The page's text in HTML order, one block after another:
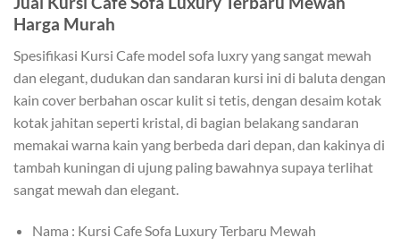
Harga Murah
Spesifikasi Kursi Cafe model sofa luxry yang sangat mewah
dan elegant, dudukan dan sandaran kursi ini di baluta dengan
kain cover berbahan oscar kulit si tetis, dengan desaim kotak
kotak jahitan seperti kristal, di bagian belakang sandaran
memakai warna kain yang berbeda dari depan, dan kakinya di
tambah kuningan di ujung paling bawahnya supaya terlihat
sangat mewah dan elegant.
Nama : Kursi Cafe Sofa Luxury Terbaru Mewah